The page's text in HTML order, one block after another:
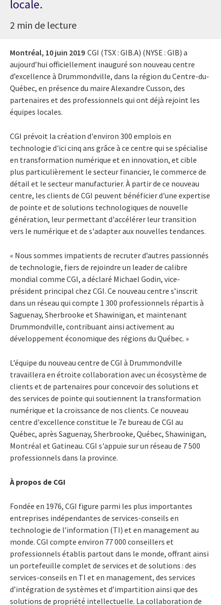
locale.
2 min de lecture
Montréal, 10 juin 2019 CGI (TSX : GIB.A) (NYSE : GIB) a
aujourd’hui officiellement inauguré son nouveau centre
d’excellence à Drummondville, dans la région du Centre-du-
Québec, en présence du maire Alexandre Cusson, des
partenaires et des professionnels qui ont déjà rejoint les
équipes locales.
CGI prévoit la création d'environ 300 emplois en
technologie d'ici cinq ans grâce à ce centre qui se spécialise
en transformation numérique et en innovation, et cible
plus particulièrement le secteur financier, le commerce de
détail et le secteur manufacturier. À partir de ce nouveau
centre, les clients de CGI peuvent bénéficier d'une expertise
de pointe et de solutions technologiques de nouvelle
génération, leur permettant d'accélérer leur transition
vers le numérique et de s'adapter aux nouvelles tendances.
« Nous sommes impatients de recruter d’autres passionnés
de technologie, fiers de rejoindre un leader de calibre
mondial comme CGI, a déclaré Michael Godin, vice-
président principal chez CGI. Ce nouveau centre s’inscrit
dans un réseau qui compte 1 300 professionnels répartis à
Saguenay, Sherbrooke et Shawinigan, et maintenant
Drummondville, contribuant ainsi activement au
développement économique des régions du Québec. »
L’équipe du nouveau centre de CGI à Drummondville
travaillera en étroite collaboration avec un écosystème de
clients et de partenaires pour concevoir des solutions et
des services de pointe qui soutiennent la transformation
numérique et la croissance de nos clients. Ce nouveau
centre d'excellence constitue le 7e bureau de CGI au
Québec, après Saguenay, Sherbrooke, Québec, Shawinigan,
Montréal et Gatineau. CGI s'appuie sur un réseau de 7 500
professionnels dans la province.
À propos de CGI
Fondée en 1976, CGI figure parmi les plus importantes
entreprises indépendantes de services-conseils en
technologie de l’information (TI) et en management au
monde. CGI compte environ 77 000 conseillers et
professionnels établis partout dans le monde, offrant ainsi
un portefeuille complet de services et de solutions : des
services-conseils en TI et en management, des services
d’intégration de systèmes et d’impartition ainsi que des
solutions de propriété intellectuelle. La collaboration de